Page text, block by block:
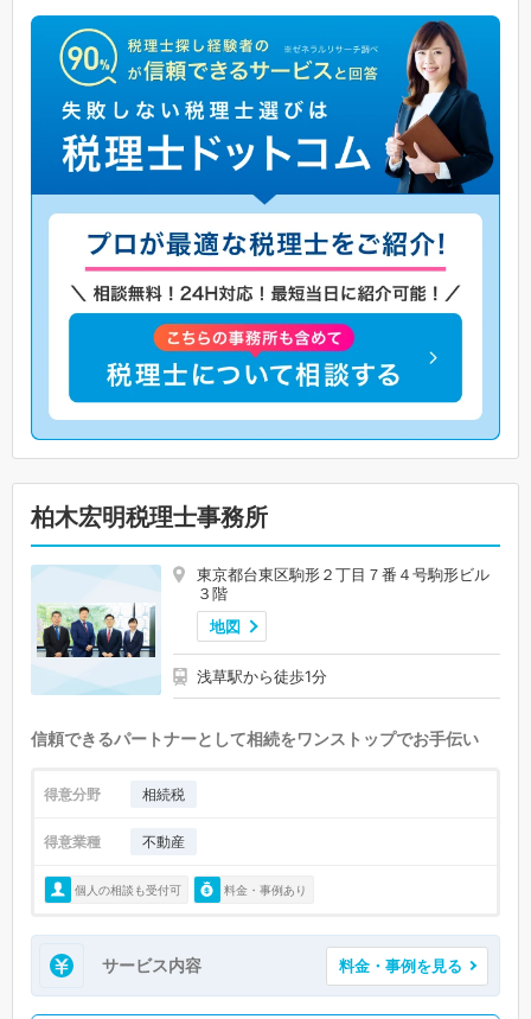
柏木宏明税理士事務所
東京都台東区駒形２丁目７番４号駒形ビル
３階
地図
浅草駅から徒歩1分
信頼できるパートナーとして相続をワンストップでお手伝い
得意分野 相続税
得意業種 不動産
個人の相談も受付可 料金・事例あり
サービス内容 料金・事例を見る